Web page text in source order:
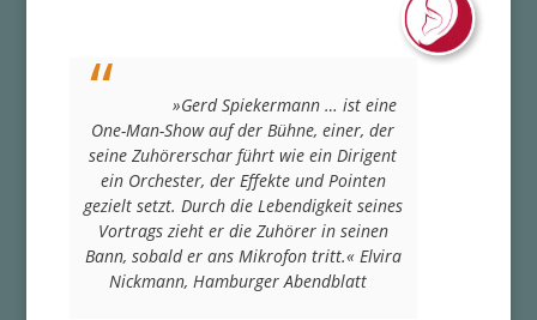
»Gerd Spiekermann … ist eine
One-Man-Show auf der Bühne, einer, der
seine Zuhörerschar führt wie ein Dirigent
ein Orchester, der Effekte und Pointen
gezielt setzt. Durch die Lebendigkeit seines
Vortrags zieht er die Zuhörer in seinen
Bann, sobald er ans Mikrofon tritt.« Elvira
Nickmann, Hamburger Abendblatt